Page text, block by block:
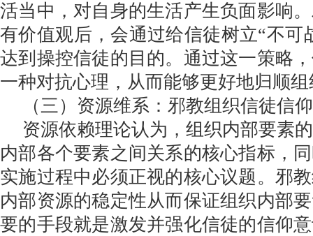
活当中，对自身的生活产生负面影响
有价值观后，会通过给信徒树立“不可
达到操控信徒的目的。通过这一策略
一种对抗心理，从而能够更好地归顺
（三）资源维系：邪教组织信徒信
资源依赖理论认为，组织内部要素
内部各个要素之间关系的核心指标，
实施过程中必须正视的核心议题。邪
内部资源的稳定性从而保证组织内部
要的手段就是激发并强化信徒的信仰